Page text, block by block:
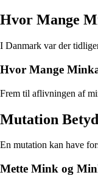
Hvor Mange
I Danmark var der
Hvor Mange
Frem til aflivningen af
Mutation
En mutation kan have
Mette Mink og